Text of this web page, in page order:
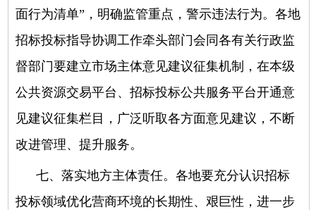
面行为清单”，明确监管重点，警示违法行为。各地
招标投标指导协调工作牵头部门会同各有关行政监
督部门要建立市场主体意见建议征集机制，在本级
公共资源交易平台、招标投标公共服务平台开通意
见建议征集栏目，广泛听取各方面意见建议，不断
改进管理、提升服务。
七、落实地方主体责任。 各地要充分认识招标
投标领域优化营商环境的长期性、艰巨性，进一步